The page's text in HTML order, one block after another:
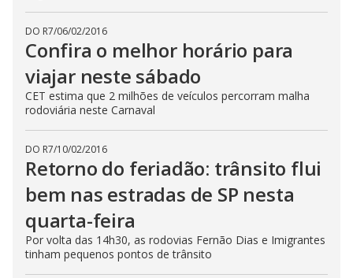
DO R7/06/02/2016
Confira o melhor horário para
viajar neste sábado
CET estima que 2 milhões de veículos percorram malha
rodoviária neste Carnaval
DO R7/10/02/2016
Retorno do feriadão: trânsito flui
bem nas estradas de SP nesta
quarta-feira
Por volta das 14h30, as rodovias Fernão Dias e Imigrantes
tinham pequenos pontos de trânsito